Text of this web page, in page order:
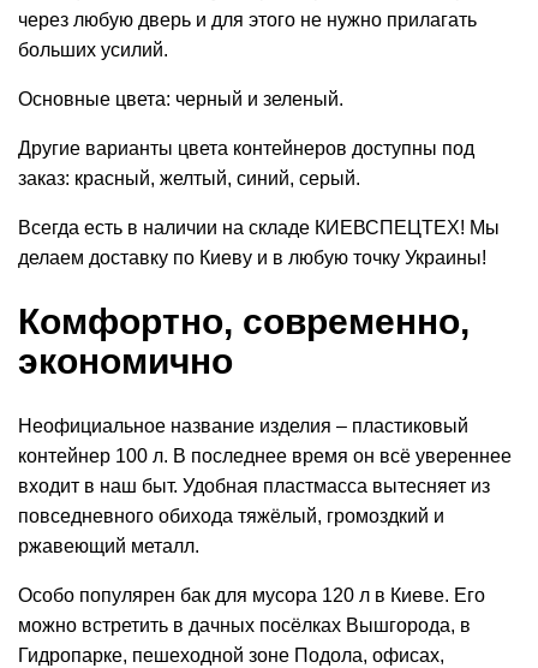
через любую дверь и для этого не нужно прилагать
больших усилий.
Основные цвета: черный и зеленый.
Другие варианты цвета контейнеров доступны под
заказ: красный, желтый, синий, серый.
Всегда есть в наличии на складе КИЕВСПЕЦТЕХ! Мы
делаем доставку по Киеву и в любую точку Украины!
Комфортно, современно,
экономично
Неофициальное название изделия – пластиковый
контейнер 100 л. В последнее время он всё увереннее
входит в наш быт. Удобная пластмасса вытесняет из
повседневного обихода тяжёлый, громоздкий и
ржавеющий металл.
Особо популярен бак для мусора 120 л в Киеве. Его
можно встретить в дачных посёлках Вышгорода, в
Гидропарке, пешеходной зоне Подола, офисах,